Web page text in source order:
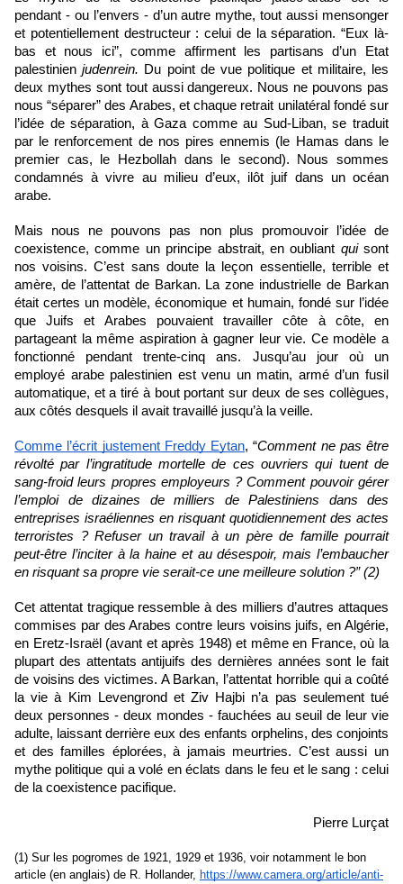
pendant - ou l’envers - d’un autre mythe, tout aussi mensonger
et potentiellement destructeur : celui de la séparation. “Eux là-
bas et nous ici”, comme affirment les partisans d’un Etat
palestinien judenrein. Du point de vue politique et militaire, les
deux mythes sont tout aussi dangereux. Nous ne pouvons pas
nous “séparer” des Arabes, et chaque retrait unilatéral fondé sur
l’idée de séparation, à Gaza comme au Sud-Liban, se traduit
par le renforcement de nos pires ennemis (le Hamas dans le
premier cas, le Hezbollah dans le second). Nous sommes
condamnés à vivre au milieu d’eux, ilôt juif dans un océan
arabe.
Mais nous ne pouvons pas non plus promouvoir l’idée de
coexistence, comme un principe abstrait, en oubliant qui sont
nos voisins. C’est sans doute la leçon essentielle, terrible et
amère, de l’attentat de Barkan. La zone industrielle de Barkan
était certes un modèle, économique et humain, fondé sur l’idée
que Juifs et Arabes pouvaient travailler côte à côte, en
partageant la même aspiration à gagner leur vie. Ce modèle a
fonctionné pendant trente-cinq ans. Jusqu’au jour où un
employé arabe palestinien est venu un matin, armé d’un fusil
automatique, et a tiré à bout portant sur deux de ses collègues,
aux côtés desquels il avait travaillé jusqu’à la veille.
Comme l’écrit justement Freddy Eytan, “Comment ne pas être
révolté par l’ingratitude mortelle de ces ouvriers qui tuent de
sang-froid leurs propres employeurs ? Comment pouvoir gérer
l’emploi de dizaines de milliers de Palestiniens dans des
entreprises israéliennes en risquant quotidiennement des actes
terroristes ? Refuser un travail à un père de famille pourrait
peut-être l’inciter à la haine et au désespoir, mais l’embaucher
en risquant sa propre vie serait-ce une meilleure solution ?” (2)
Cet attentat tragique ressemble à des milliers d’autres attaques
commises par des Arabes contre leurs voisins juifs, en Algérie,
en Eretz-Israël (avant et après 1948) et même en France, où la
plupart des attentats antijuifs des dernières années sont le fait
de voisins des victimes. A Barkan, l’attentat horrible qui a coûté
la vie à Kim Levengrond et Ziv Hajbi n’a pas seulement tué
deux personnes - deux mondes - fauchées au seuil de leur vie
adulte, laissant derrière eux des enfants orphelins, des conjoints
et des familles éplorées, à jamais meurtries. C’est aussi un
mythe politique qui a volé en éclats dans le feu et le sang : celui
de la coexistence pacifique.
Pierre Lurçat
(1) Sur les pogromes de 1921, 1929 et 1936, voir notamment le bon
article (en anglais) de R. Hollander, https://www.camera.org/article/anti-